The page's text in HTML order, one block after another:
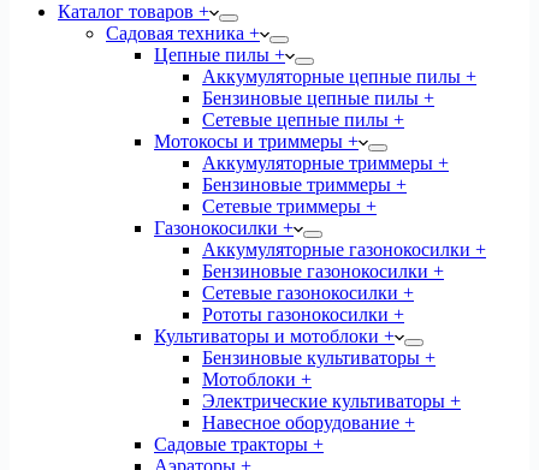
Каталог товаров +
Садовая техника +
Цепные пилы +
Аккумуляторные цепные пилы +
Бензиновые цепные пилы +
Сетевые цепные пилы +
Мотокосы и триммеры +
Аккумуляторные триммеры +
Бензиновые триммеры +
Сетевые триммеры +
Газонокосилки +
Аккумуляторные газонокосилки +
Бензиновые газонокосилки +
Сетевые газонокосилки +
Рототы газонокосилки +
Культиваторы и мотоблоки +
Бензиновые культиваторы +
Мотоблоки +
Электрические культиваторы +
Навесное оборудование +
Садовые тракторы +
Аэраторы +